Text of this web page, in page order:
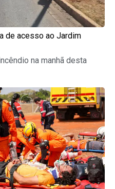
de acesso ao Jardim
na manhã desta